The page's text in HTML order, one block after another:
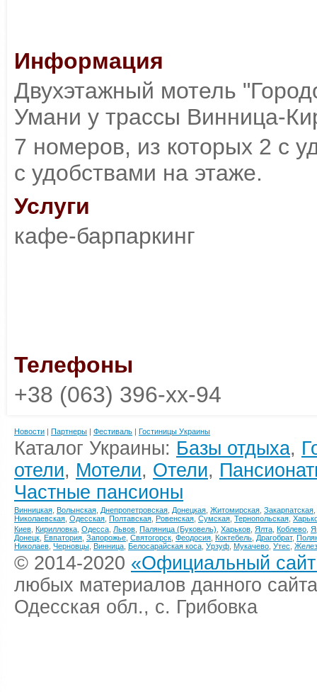
Информация
Двухэтажный мотель
Умани у трассы Винница-
7 номеров, из которых 2 с
с удобствами на этаже.
Услуги
кафе-барпаркинг
Телефоны
+38 (063) 396-xx-94
Новости | Партнеры | Фестиваль | Гостиницы Украины
Каталог Украины: Базы отдыха,
отели, Мотели, Отели,
Частные пансионы
Винницкая Волынская Днепропетровская Донецкая Житомирская Закарпатская
Николаевская Одесская Полтавская Ровенская Сумская Тернопольская
Киев Кирилловка Одесса Львов Паляница (Буковель) Харьков Ялта Коблево
Донецк Евпатория Запорожье Святогорск Феодосия Коктебель Драгобрат,
Николаев Черновцы Винница Белосарайская коса Урзуф Мукачево Утес
© 2014-2020 «Официальный сайт
любых материалов данного
Одесская обл., с. Грибовка